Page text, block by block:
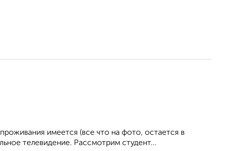
имеется (все что на фото, остается в
телевидение. Рассмотрим студент...